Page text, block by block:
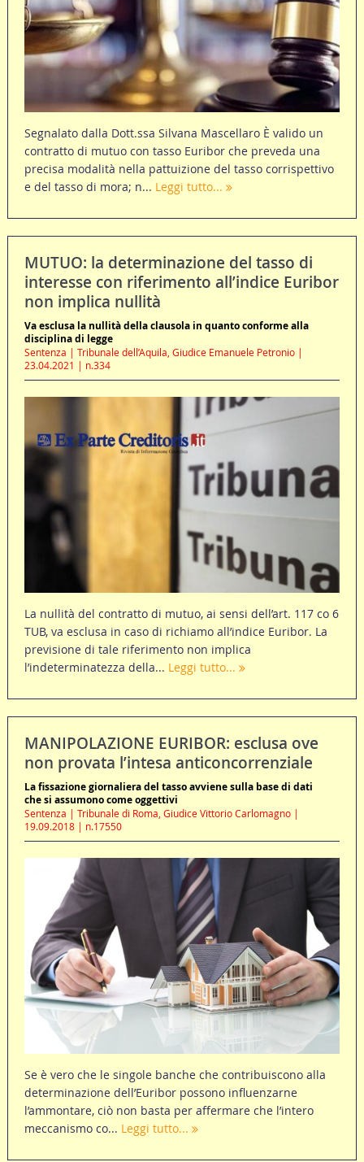
Segnalato dalla Dott.ssa Silvana Mascellaro È valido un
contratto di mutuo con tasso Euribor che preveda una
precisa modalità nella pattuizione del tasso corrispettivo
e del tasso di mora; n... Leggi tutto...
MUTUO: la determinazione del tasso di
interesse con riferimento all’indice Euribor
non implica nullità
Va esclusa la nullità della clausola in quanto conforme alla
disciplina di legge
Sentenza | Tribunale dell’Aquila, Giudice Emanuele Petronio |
23.04.2021 | n.334
La nullità del contratto di mutuo, ai sensi dell’art. 117 co 6
TUB, va esclusa in caso di richiamo all’indice Euribor. La
previsione di tale riferimento non implica
l’indeterminatezza della... Leggi tutto...
MANIPOLAZIONE EURIBOR: esclusa ove
non provata l’intesa anticoncorrenziale
La fissazione giornaliera del tasso avviene sulla base di dati
che si assumono come oggettivi
Sentenza | Tribunale di Roma, Giudice Vittorio Carlomagno |
19.09.2018 | n.17550
Se è vero che le singole banche che contribuiscono alla
determinazione dell’Euribor possono influenzarne
l’ammontare, ciò non basta per affermare che l’intero
meccanismo co... Leggi tutto...